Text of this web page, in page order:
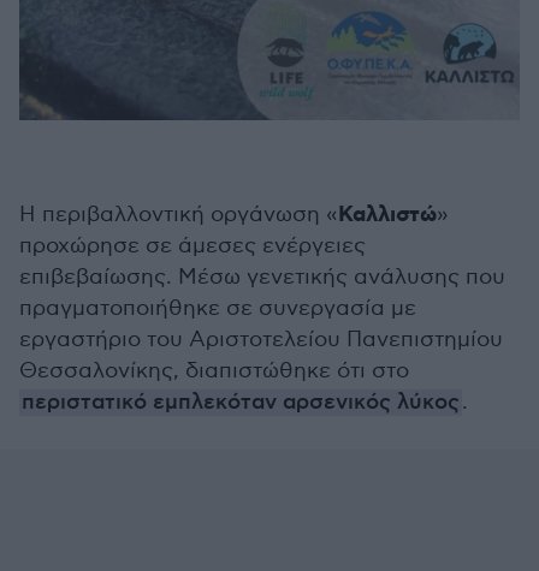
Η περιβαλλοντική οργάνωση «Καλλιστώ»
προχώρησε σε άμεσες ενέργειες
επιβεβαίωσης. Μέσω γενετικής ανάλυσης που
πραγματοποιήθηκε σε συνεργασία με
εργαστήριο του Αριστοτελείου Πανεπιστημίου
Θεσσαλονίκης, διαπιστώθηκε ότι στο
περιστατικό εμπλεκόταν αρσενικός λύκος.